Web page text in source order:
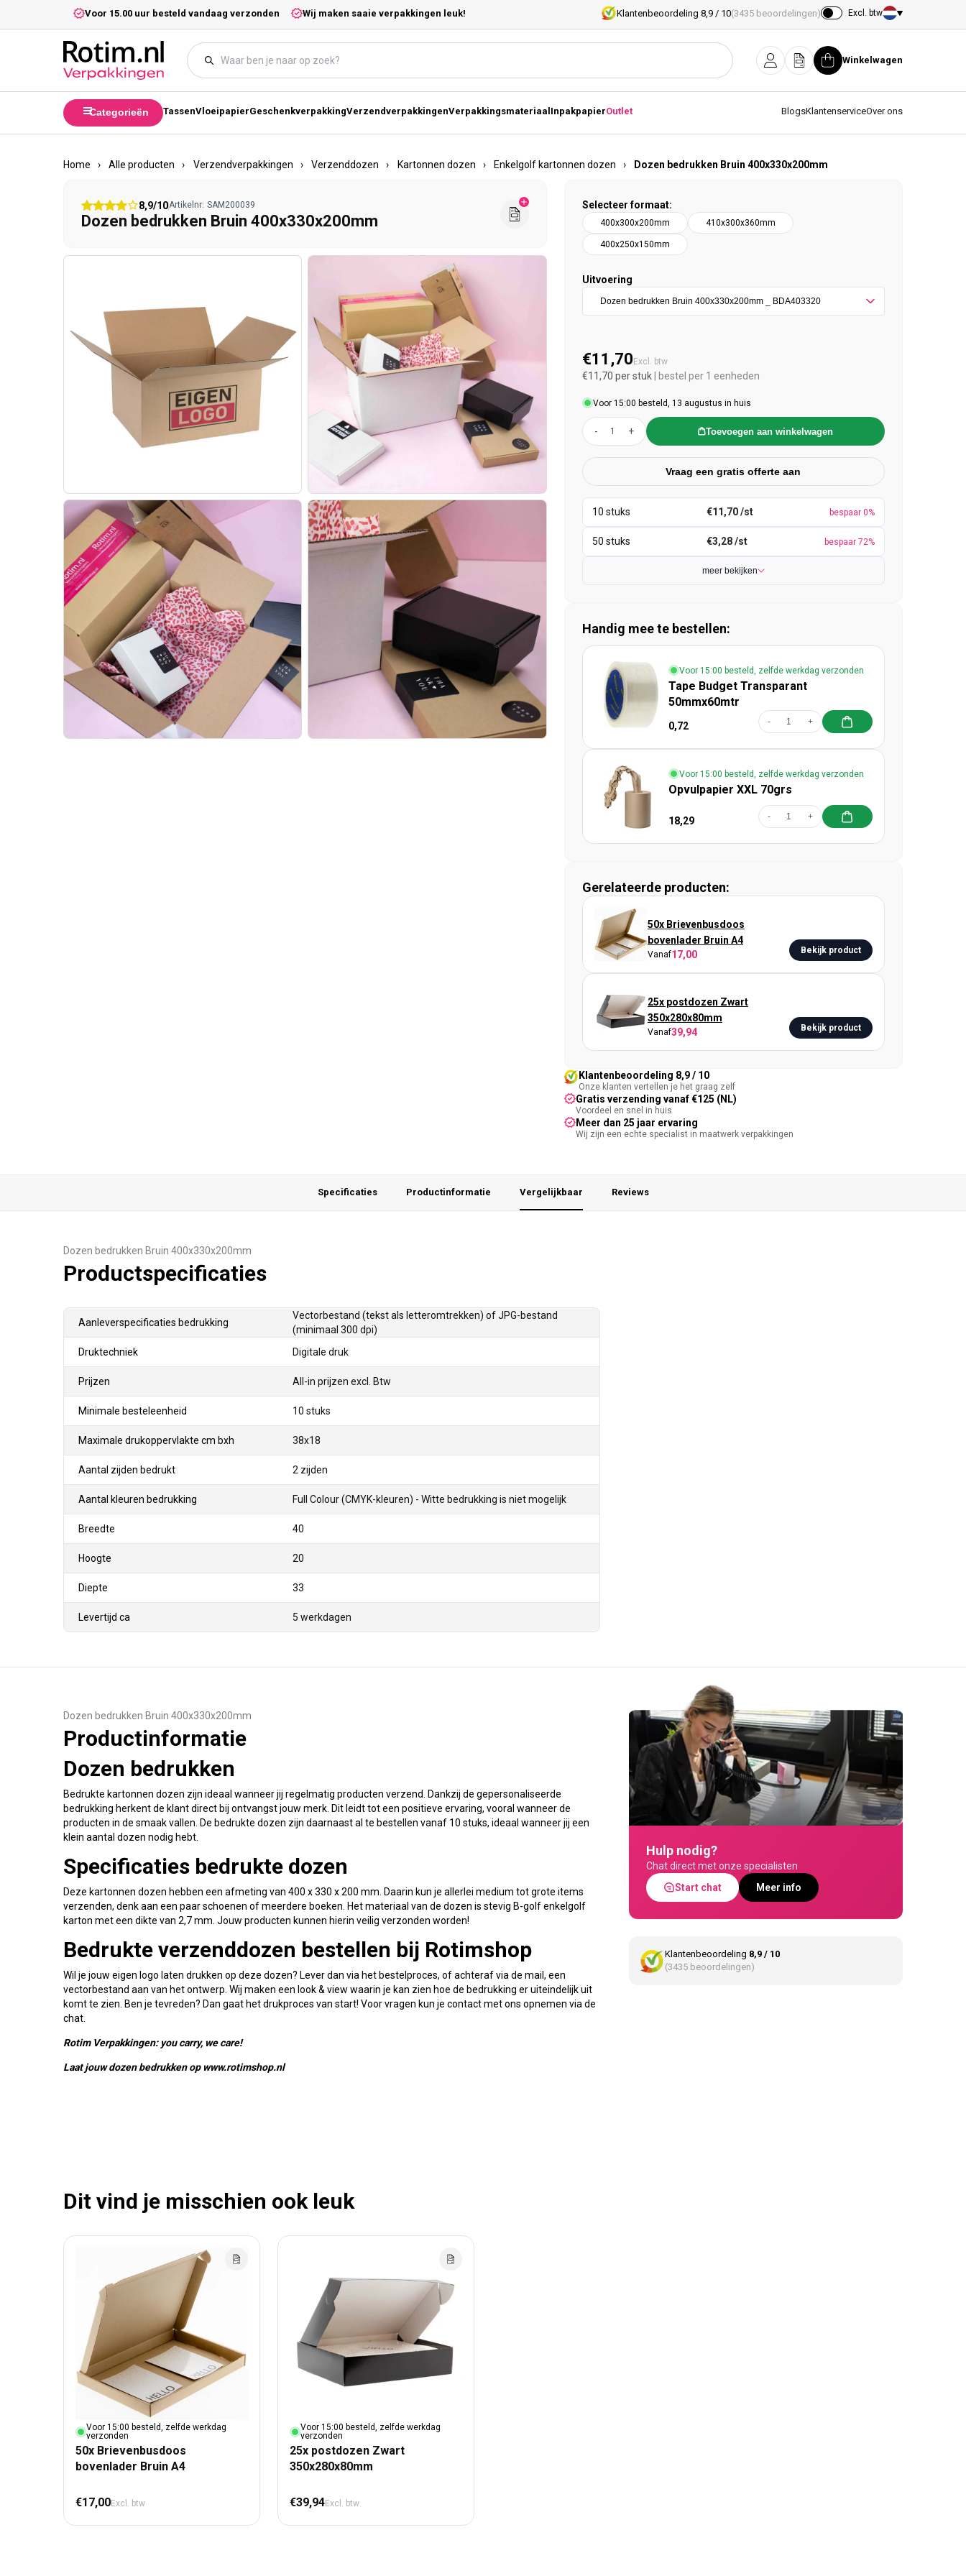
Meteen naar de contentVoor 15.00 uur besteld vandaag verzonden Wij maken saaie verpakkingen leuk! Klantenbeoordeling 8,9 / 10(3435 beoordelingen) Excl. btw
Land/regio
InloggenOfferteWinkelwagen
Winkelwagen
Categorieën TassenVloeipapierGeschenkverpakkingVerzendverpakkingenVerpakkingsmateriaal InpakpapierOutlet BlogsKlantenserviceOver ons
Home › Alle producten › Verzendverpakkingen › Verzenddozen › Kartonnen dozen › Enkelgolf kartonnen dozen › Dozen bedrukken Bruin 400x330x200mm
8,9/10Artikelnr: SAM200039
Dozen bedrukken Bruin 400x330x200mm
Selecteer formaat:
400x300x200mm 410x300x360mm
400x250x150mm
Uitvoering
Normale prijs
€11,70 Excl. btw
€11,70 per stuk | bestel per 1 eenheden
Voor 15:00 besteld, 13 augustus in huis
- + Toevoegen aan winkelwagen
Vraag een gratis offerte aan
€11,70 /st bespaar 0%
€3,28 /st bespaar 72%
meer bekijken
Handig mee te bestellen:
Voor 15:00 besteld, zelfde werkdag verzonden
Tape Budget Transparant
50mmx60mtr
0,72 - +
Voor 15:00 besteld, zelfde werkdag verzonden
Opvulpapier XXL 70grs
18,29 - +
Gerelateerde producten:
50x Brievenbusdoos
bovenlader Bruin A4
Vanaf17,00 Bekijk product
25x postdozen Zwart
350x280x80mm
Vanaf39,94 Bekijk product
Klantenbeoordeling 8,9 / 10
Onze klanten vertellen je het graag zelf
Gratis verzending vanaf €125 (NL)
Voordeel en snel in huis
Meer dan 25 jaar ervaring
Wij zijn een echte specialist in maatwerk verpakkingen
Specificaties Productinformatie Vergelijkbaar Reviews
Dozen bedrukken Bruin 400x330x200mm
Productspecificaties
Aanleverspecificaties bedrukking
Vectorbestand (tekst als letteromtrekken) of JPG-bestand
(minimaal 300 dpi)
Druktechniek
Digitale druk
Prijzen All-in prijzen excl. Btw
Minimale besteleenheid 10 stuks
Maximale drukoppervlakte cm bxh 38x18
Aantal zijden bedrukt 2 zijden
Aantal kleuren bedrukking Full Colour (CMYK-kleuren) - Witte bedrukking is niet mogelijk
Breedte 40
Hoogte 20
Diepte 33
Levertijd ca 5 werkdagen
Dozen bedrukken Bruin 400x330x200mm
Productinformatie
Dozen bedrukken
Bedrukte kartonnen dozen zijn ideaal wanneer jij regelmatig producten verzend. Dankzij de gepersonaliseerde
bedrukking herkent de klant direct bij ontvangst jouw merk. Dit leidt tot een positieve ervaring, vooral wanneer de
producten in de smaak vallen. De bedrukte dozen zijn daarnaast al te bestellen vanaf 10 stuks, ideaal wanneer jij een
klein aantal dozen nodig hebt.
Specificaties bedrukte dozen
Deze kartonnen dozen hebben een afmeting van 400 x 330 x 200 mm. Daarin kun je allerlei medium tot grote items
verzenden, denk aan een paar schoenen of meerdere boeken. Het materiaal van de dozen is stevig B-golf enkelgolf
karton met een dikte van 2,7 mm. Jouw producten kunnen hierin veilig verzonden worden!
Bedrukte verzenddozen bestellen bij Rotimshop
Wil je jouw eigen logo laten drukken op deze dozen? Lever dan via het bestelproces, of achteraf via de mail, een
vectorbestand aan van het ontwerp. Wij maken een look & view waarin je kan zien hoe de bedrukking er uiteindelijk uit
komt te zien. Ben je tevreden? Dan gaat het drukproces van start! Voor vragen kun je contact met ons opnemen via de
chat.
Rotim Verpakkingen: you carry, we care!
Laat jouw dozen bedrukken op www.rotimshop.nl
Hulp nodig?
Chat direct met onze specialisten
Start chat
Meer info
Klantenbeoordeling 8,9 / 10
(3435 beoordelingen)
Dit vind je misschien ook leuk
Voor 15:00 besteld, zelfde werkdag
verzonden
50x Brievenbusdoos
bovenlader Bruin A4
Normale prijs
€17,00Excl. btw
Voor 15:00 besteld, zelfde werkdag
verzonden
25x postdozen Zwart
350x280x80mm
Normale prijs
€39,94Excl. btw